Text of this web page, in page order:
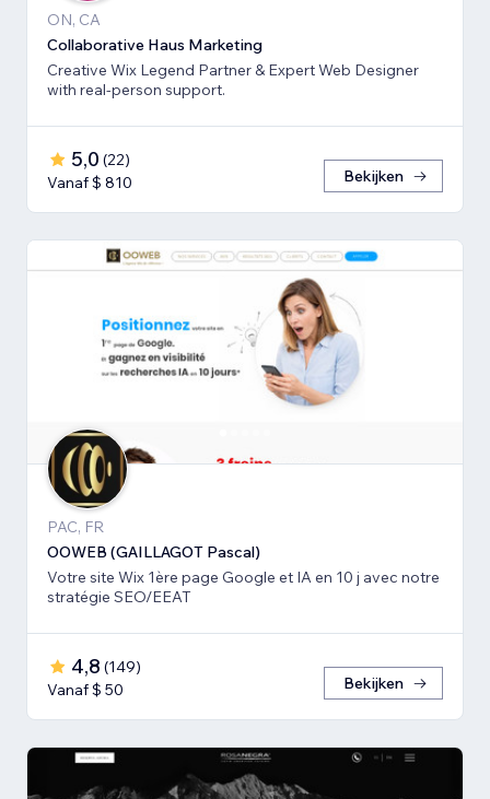
ON, CA
Collaborative Haus Marketing
Creative Wix Legend Partner & Expert Web Designer
with real-person support.
5,0 (22)
Vanaf $ 810
Bekijken
PAC, FR
OOWEB (GAILLAGOT Pascal)
Votre site Wix 1ère page Google et IA en 10 j avec notre
stratégie SEO/EEAT
4,8 (149)
Vanaf $ 50
Bekijken